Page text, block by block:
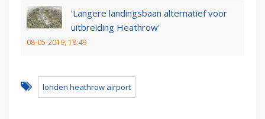
'Langere landingsbaan alternatief voor
uitbreiding Heathrow'
08-05-2019, 18:49
londen heathrow airport